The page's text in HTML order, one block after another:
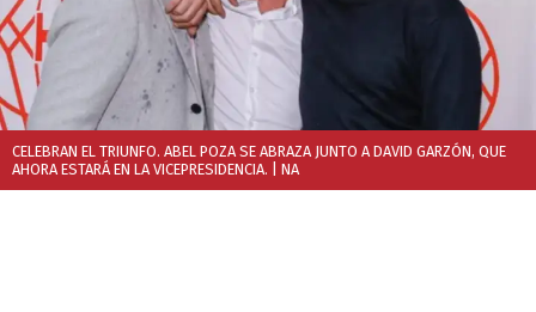
CELEBRAN EL TRIUNFO. ABEL POZA SE ABRAZA JUNTO A DAVID GARZÓN, QUE
AHORA ESTARÁ EN LA VICEPRESIDENCIA. | NA